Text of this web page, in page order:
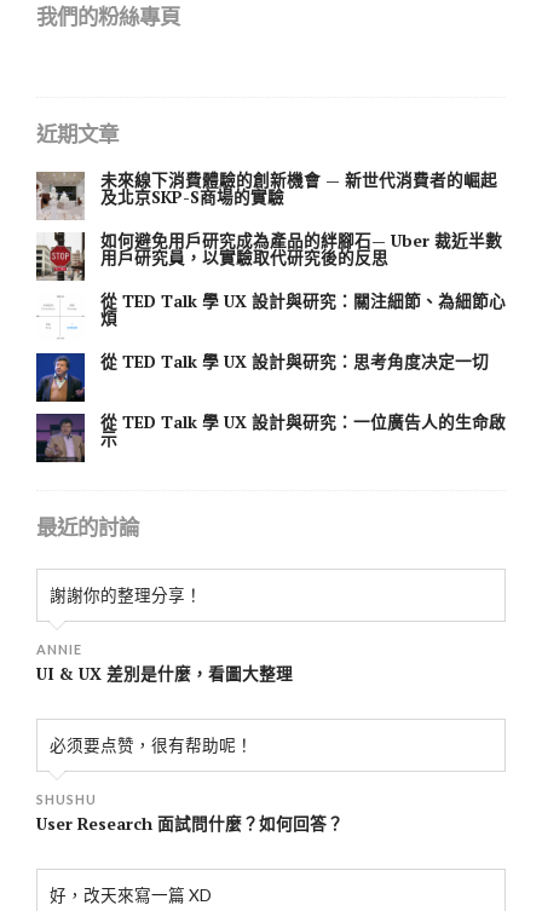
我們的粉絲專頁
近期文章
未來線下消費體驗的創新機會 — 新世代消費者的崛起
及北京SKP-S商場的實驗
如何避免用戶研究成為產品的絆腳石— Uber 裁近半數
用戶研究員，以實驗取代研究後的反思
從 TED Talk 學 UX 設計與研究：關注細節、為細節心
煩
從 TED Talk 學 UX 設計與研究：思考角度决定一切
從 TED Talk 學 UX 設計與研究：一位廣告人的生命啟
示
最近的討論
謝謝你的整理分享！
ANNIE
UI & UX 差別是什麼，看圖大整理
必须要点赞，很有帮助呢！
SHUSHU
User Research 面試問什麼？如何回答？
好，改天來寫一篇 XD